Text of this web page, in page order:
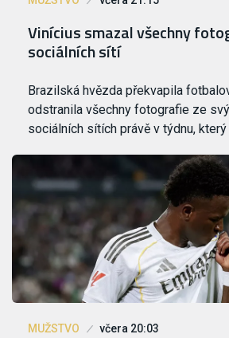
Vinícius smazal všechny
sociálních sítí
Brazilská hvězda překvapila
odstranila všechny fotografie ze
sociálních sítích právě v týdnu,
MUŽSTVO včera 20:03